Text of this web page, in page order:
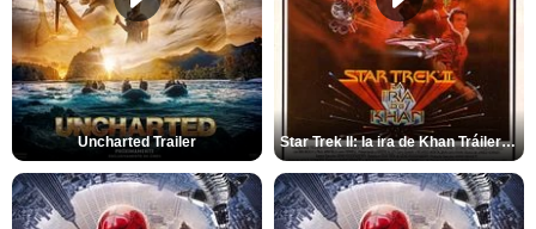
Uncharted Trailer Star Trek II: la ira de Khan Tráiler VO